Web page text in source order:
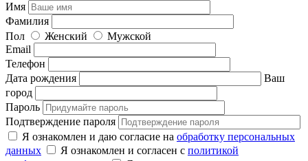
Имя
Фамилия
Пол
Женский
Мужской
Email
Телефон
Дата рождения
Ваш
город
Пароль
Подтверждение пароля
Я ознакомлен и даю согласие на обработку персональных
данных
Я ознакомлен и согласен с политикой